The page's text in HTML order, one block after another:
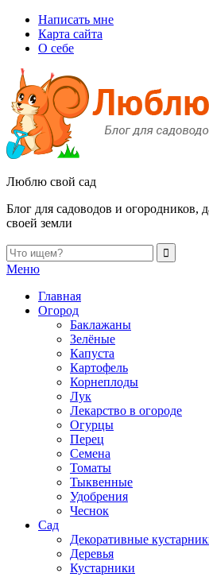
Написать мне
Карта сайта
О себе
Люблю свой сад
Блог для садоводов и огородников,
своей земли
Меню
Главная
Огород
Баклажаны
Зелёные
Капуста
Картофель
Корнеплоды
Лук
Лекарство в огороде
Огурцы
Перец
Семена
Томаты
Тыквенные
Удобрения
Чеснок
Сад
Декоративные
Деревья
Кустарники